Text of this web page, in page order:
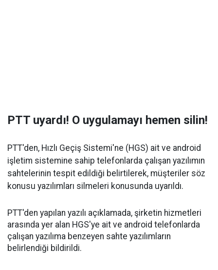
PTT uyardı! O uygulamayı hemen silin!
PTT'den, Hızlı Geçiş Sistemi'ne (HGS) ait ve android
işletim sistemine sahip telefonlarda çalışan yazılımın
sahtelerinin tespit edildiği belirtilerek, müşteriler söz
konusu yazılımları silmeleri konusunda uyarıldı.
PTT'den yapılan yazılı açıklamada, şirketin hizmetleri
arasında yer alan HGS'ye ait ve android telefonlarda
çalışan yazılıma benzeyen sahte yazılımların
belirlendiği bildirildi.